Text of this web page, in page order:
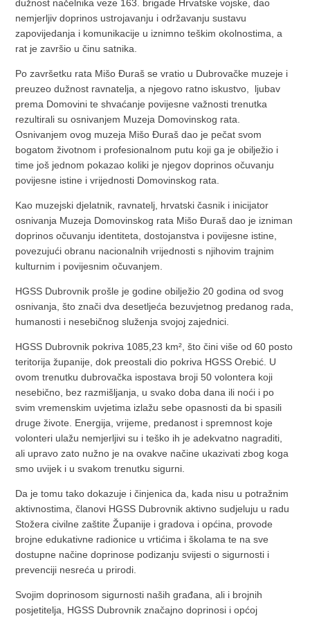
dužnost načelnika veze 163. brigade Hrvatske vojske, dao
nemjerljiv doprinos ustrojavanju i održavanju sustavu
zapovijedanja i komunikacije u iznimno teškim okolnostima, a
rat je završio u činu satnika.
Po završetku rata Mišo Đuraš se vratio u Dubrovačke muzeje i
preuzeo dužnost ravnatelja, a njegovo ratno iskustvo, ljubav
prema Domovini te shvaćanje povijesne važnosti trenutka
rezultirali su osnivanjem Muzeja Domovinskog rata.
Osnivanjem ovog muzeja Mišo Đuraš dao je pečat svom
bogatom životnom i profesionalnom putu koji ga je obilježio i
time još jednom pokazao koliki je njegov doprinos očuvanju
povijesne istine i vrijednosti Domovinskog rata.
Kao muzejski djelatnik, ravnatelj, hrvatski časnik i inicijator
osnivanja Muzeja Domovinskog rata Mišo Đuraš dao je izniman
doprinos očuvanju identiteta, dostojanstva i povijesne istine,
povezujući obranu nacionalnih vrijednosti s njihovim trajnim
kulturnim i povijesnim očuvanjem.
HGSS Dubrovnik prošle je godine obilježio 20 godina od svog
osnivanja, što znači dva desetljeća bezuvjetnog predanog rada,
humanosti i nesebičnog služenja svojoj zajednici.
HGSS Dubrovnik pokriva 1085,23 km², što čini više od 60 posto
teritorija županije, dok preostali dio pokriva HGSS Orebić. U
ovom trenutku dubrovačka ispostava broji 50 volontera koji
nesebično, bez razmišljanja, u svako doba dana ili noći i po
svim vremenskim uvjetima izlažu sebe opasnosti da bi spasili
druge živote. Energija, vrijeme, predanost i spremnost koje
volonteri ulažu nemjerljivi su i teško ih je adekvatno nagraditi,
ali upravo zato nužno je na ovakve načine ukazivati zbog koga
smo uvijek i u svakom trenutku sigurni.
Da je tomu tako dokazuje i činjenica da, kada nisu u potražnim
aktivnostima, članovi HGSS Dubrovnik aktivno sudjeluju u radu
Stožera civilne zaštite Županije i gradova i općina, provode
brojne edukativne radionice u vrtićima i školama te na sve
dostupne načine doprinose podizanju svijesti o sigurnosti i
prevenciji nesreća u prirodi.
Svojim doprinosom sigurnosti naših građana, ali i brojnih
posjetitelja, HGSS Dubrovnik značajno doprinosi i općoj